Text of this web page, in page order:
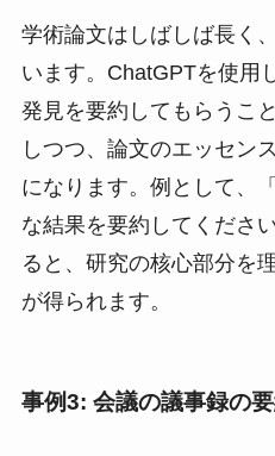
学術論文はしばしば長く
います。ChatGPTを使用
発見を要約してもらうこ
しつつ、論文のエッセン
になります。例として、
な結果を要約してくださ
ると、研究の核心部分を
が得られます。
事例3: 会議の議事録の